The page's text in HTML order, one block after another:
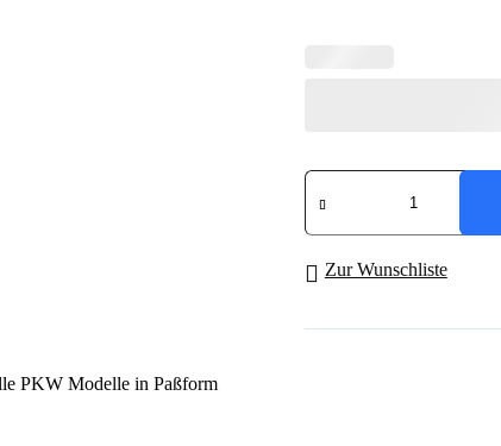
Gummimatten
für
Modelle
"Octagon"
Menge
Zur Wunschliste